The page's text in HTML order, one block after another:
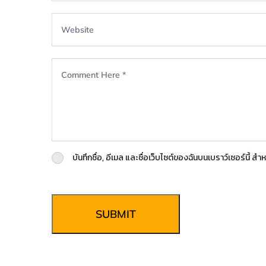
บันทึกชื่อ, อีเมล และชื่อเว็บไซต์ของฉันบนเบราว์เซอร์นี้ ส
SUBMIT